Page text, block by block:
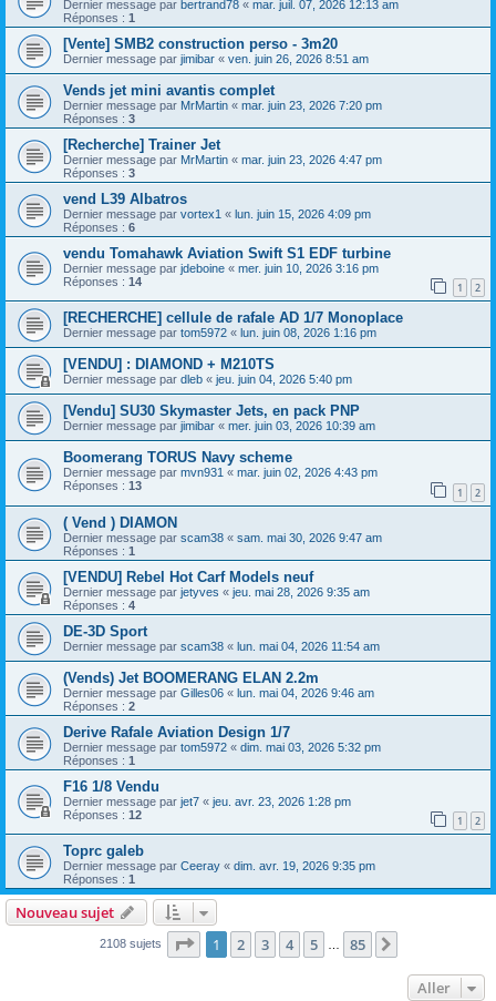
Dernier message par bertrand78 « mar. juil. 07, 2026 12:13 am
Réponses : 1
[Vente] SMB2 construction perso - 3m20
Dernier message par jimibar « ven. juin 26, 2026 8:51 am
Vends jet mini avantis complet
Dernier message par MrMartin « mar. juin 23, 2026 7:20 pm
Réponses : 3
[Recherche] Trainer Jet
Dernier message par MrMartin « mar. juin 23, 2026 4:47 pm
Réponses : 3
vend L39 Albatros
Dernier message par vortex1 « lun. juin 15, 2026 4:09 pm
Réponses : 6
vendu Tomahawk Aviation Swift S1 EDF turbine
Dernier message par jdeboine « mer. juin 10, 2026 3:16 pm
Réponses : 14 1 2
[RECHERCHE] cellule de rafale AD 1/7 Monoplace
Dernier message par tom5972 « lun. juin 08, 2026 1:16 pm
[VENDU] : DIAMOND + M210TS
Dernier message par dleb « jeu. juin 04, 2026 5:40 pm
[Vendu] SU30 Skymaster Jets, en pack PNP
Dernier message par jimibar « mer. juin 03, 2026 10:39 am
Boomerang TORUS Navy scheme
Dernier message par mvn931 « mar. juin 02, 2026 4:43 pm
Réponses : 13 1 2
( Vend ) DIAMON
Dernier message par scam38 « sam. mai 30, 2026 9:47 am
Réponses : 1
[VENDU] Rebel Hot Carf Models neuf
Dernier message par jetyves « jeu. mai 28, 2026 9:35 am
Réponses : 4
DE-3D Sport
Dernier message par scam38 « lun. mai 04, 2026 11:54 am
(Vends) Jet BOOMERANG ELAN 2.2m
Dernier message par Gilles06 « lun. mai 04, 2026 9:46 am
Réponses : 2
Derive Rafale Aviation Design 1/7
Dernier message par tom5972 « dim. mai 03, 2026 5:32 pm
Réponses : 1
F16 1/8 Vendu
Dernier message par jet7 « jeu. avr. 23, 2026 1:28 pm
Réponses : 12 1 2
Toprc galeb
Dernier message par Ceeray « dim. avr. 19, 2026 9:35 pm
Réponses : 1
Nouveau sujet
2108 sujets Page 1sur85
1 2 3 4 5 … 85
Aller